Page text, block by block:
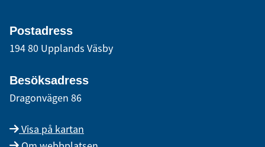
Postadress
194 80 Upplands Väsby
Besöksadress
Dragonvägen 86
Visa på kartan